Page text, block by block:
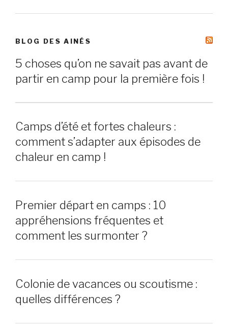
BLOG DES AINÉS
5 choses qu’on ne savait pas avant de
partir en camp pour la première fois !
Camps d’été et fortes chaleurs :
comment s’adapter aux épisodes de
chaleur en camp !
Premier départ en camps : 10
appréhensions fréquentes et
comment les surmonter ?
Colonie de vacances ou scoutisme :
quelles différences ?